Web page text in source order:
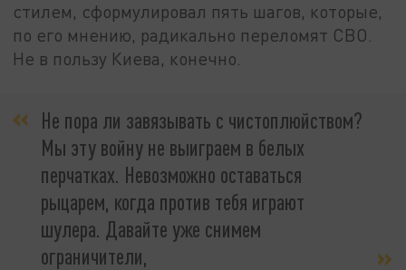
стилем, сформулировал пять шагов, которые,
по его мнению, радикально переломят СВО.
Не в пользу Киева, конечно.
Не пора ли завязывать с чистоплюйством?
Мы эту войну не выиграем в белых
перчатках. Невозможно оставаться
рыцарем, когда против тебя играют
шулера. Давайте уже снимем
ограничители,